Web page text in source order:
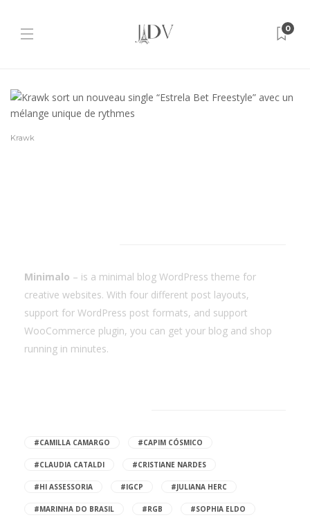
0
Krawk
Minimalo – is a minimal blog WordPress theme for
creative websites. With four different post layouts,
support for WordPress post formats, and support
WooCommerce plugin, you can get your blog and shop
running in minutes.
#CAMILLA CAMARGO #CAPIM CÓSMICO
#CLAUDIA CATALDI #CRISTIANE NARDES
#HI ASSESSORIA #IGCP #JULIANA HERC
#MARINHA DO BRASIL #RGB #SOPHIA ELDO